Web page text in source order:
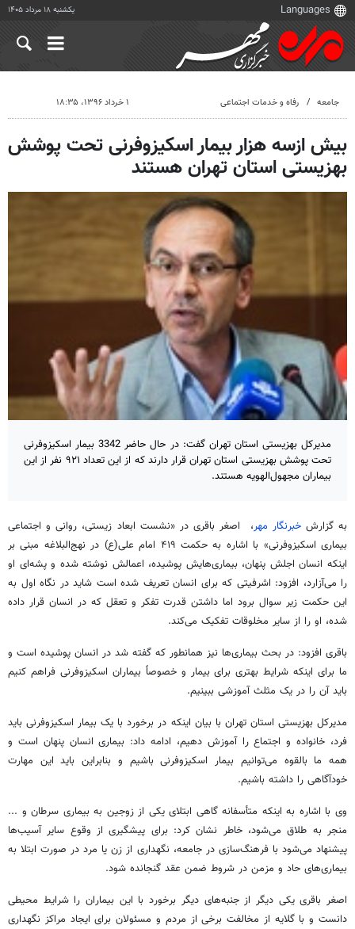
یکشنبه ۱۸ مرداد ۱۴۰۵
جامعه رفاه و خدمات اجتماعی ۱ خرداد ۱۳۹۶، ۱۸:۳۵
بیش ازسه هزار بیمار اسکیزوفرنی تحت پوشش
بهزیستی استان تهران هستند
مدیرکل بهزیستی استان تهران گفت: در حال حاضر 3342 بیمار اسکیزوفرنی
تحت پوشش بهزیستی استان تهران قرار دارند که از این تعداد ۹۲۱ نفر از این
بیماران مجهول‌الهویه هستند.
به گزارشخبرنگار مهر، اصغر باقری در «نشست ابعاد زیستی، روانی و اجتماعی
بیماری اسکیزوفرنی» با اشاره به حکمت ۴۱۹ امام علی(ع) در نهج‌البلاغه مبنی بر
اینکه انسان اجلش پنهان، بیماری‌هایش پوشیده، اعمالش نوشته شده و پشه‌ای او
را می‌آزارد، افزود: اشرفیتی که برای انسان تعریف شده است شاید در نگاه اول به
این حکمت زیر سوال برود اما داشتن قدرت تفکر و تعقل که در انسان قرار داده
شده، او را از سایر مخلوقات تفکیک می‌کند.
باقری افزود: در بحث بیماری‌ها نیز همانطور که گفته شد در انسان پوشیده است و
ما برای اینکه شرایط بهتری برای بیمار و خصوصاً بیماران اسکیزوفرنی فراهم کنیم
باید آن را در یک مثلث آموزشی ببینیم.
مدیرکل بهزیستی استان تهران با بیان اینکه در برخورد با یک بیمار اسکیزوفرنی باید
فرد، خانواده و اجتماع را آموزش دهیم، ادامه داد: بیماری انسان پنهان است و
همه ما بالقوه می‌توانیم بیمار اسکیزوفرنی باشیم و بنابراین باید این مهارت
خودآگاهی را داشته باشیم.
وی با اشاره به اینکه متأسفانه گاهی ابتلای یکی از زوجین به بیماری سرطان و ...
منجر به طلاق می‌شود، خاطر نشان کرد: برای پیشگیری از وقوع سایر آسیب‌ها
پیشنهاد می‌شود با فرهنگ‌سازی در جامعه، نگهداری از زن یا مرد در صورت ابتلا به
بیماری‌های حاد و مزمن در شروط ضمن عقد گنجانده شود.
اصغر باقری یکی دیگر از جنبه‌های دیگر برخورد با این بیماران را شرایط محیطی
دانست و با گلایه از مخالفت برخی از مردم و مسئولان برای ایجاد مراکز نگهداری